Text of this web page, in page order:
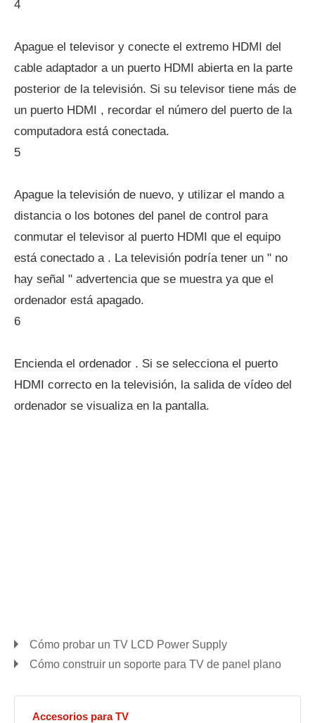
4
Apague el televisor y conecte el extremo HDMI del
cable adaptador a un puerto HDMI abierta en la parte
posterior de la televisión. Si su televisor tiene más de
un puerto HDMI , recordar el número del puerto de la
computadora está conectada.
5
Apague la televisión de nuevo, y utilizar el mando a
distancia o los botones del panel de control para
conmutar el televisor al puerto HDMI que el equipo
está conectado a . La televisión podría tener un " no
hay señal " advertencia que se muestra ya que el
ordenador está apagado.
6
Encienda el ordenador . Si se selecciona el puerto
HDMI correcto en la televisión, la salida de vídeo del
ordenador se visualiza en la pantalla.
Cómo probar un TV LCD Power Supply
Cómo construir un soporte para TV de panel plano
Accesorios para TV